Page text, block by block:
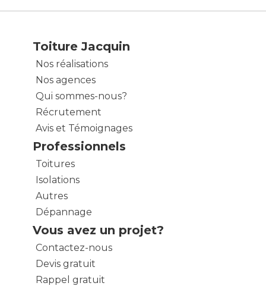
Toiture Jacquin
Nos réalisations
Nos agences
Qui sommes-nous?
Récrutement
Avis et Témoignages
Professionnels
Toitures
Isolations
Autres
Dépannage
Vous avez un projet?
Contactez-nous
Devis gratuit
Rappel gratuit